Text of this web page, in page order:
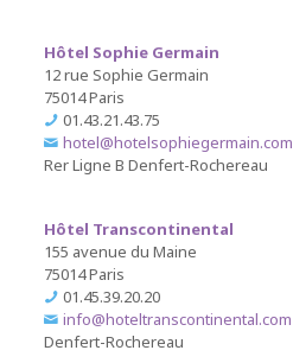
Hôtel Sophie Germain
12 rue Sophie Germain
75014 Paris
01.43.21.43.75
hotel@hotelsophiegermain.com
RerLigne B Denfert-Rochereau
Hôtel Transcontinental
155 avenue du Maine
75014 Paris
01.45.39.20.20
info@hoteltranscontinental.com
Denfert-Rochereau